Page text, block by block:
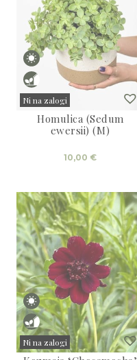
Ni na zalogi
Sold
Homulica (Sedum
ewersii) (M)
10,00 €
Ni na zalogi